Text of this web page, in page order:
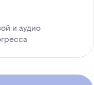
и аудио